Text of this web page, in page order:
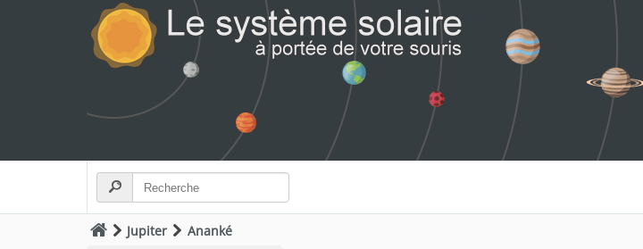
Jupiter Ananké